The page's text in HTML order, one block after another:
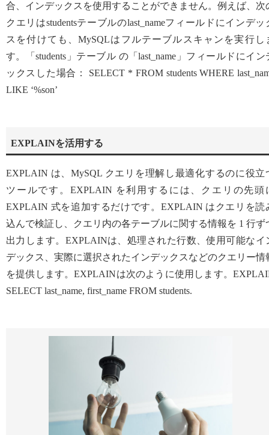
合、インデックスを使用することができません。例えば、次
クエリはstudentsテーブルのlast_nameフィールドにインデッ
スを付けても、MySQLはフルテーブルスキャンを実行し
す。「students」テーブル の「last_name」フィールドにイン
ックスした場合： SELECT * FROM students WHERE
LIKE ‘%son’
EXPLAINを活用する
EXPLAIN は、MySQL クエリを理解し最適化するのに役立
ツールです。EXPLAIN を利用するには、クエリの先頭
EXPLAIN 式を追加するだけです。EXPLAIN はクエリを読
込んで検証し、クエリ内の各テーブルに関する情報を 1 行ず
出力します。EXPLAINは、処理された行数、使用可能なイ
デックス、実際に選択されたインデックスなどのクエリー情
を提供します。EXPLAINは次のように使用します。
SELECT last_name, first_name FROM students.